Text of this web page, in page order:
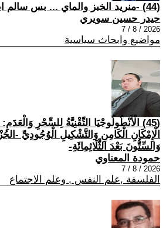
(44) -منريد الخبز والماي ... بس سالم ابو عداي-
حيدر حسين سويري
2026 / 8 / 7
مواضيع وابحاث سياسية
(45) الْأَنْطُولُوجْيَا التِّقْنِيَّةُ لِلسِّحْرِ
الْإِمْكَانِ الْكَامِنِ وَالتَّشْكِيلِ الْوُجُودِيِّ -
وَالسِّتُّونَ بَعْدَ الثَّلَاثِمِائَةِ-
حمودة المعناوي
2026 / 8 / 7
الفلسفة ,علم النفس , وعلم الاجتماع